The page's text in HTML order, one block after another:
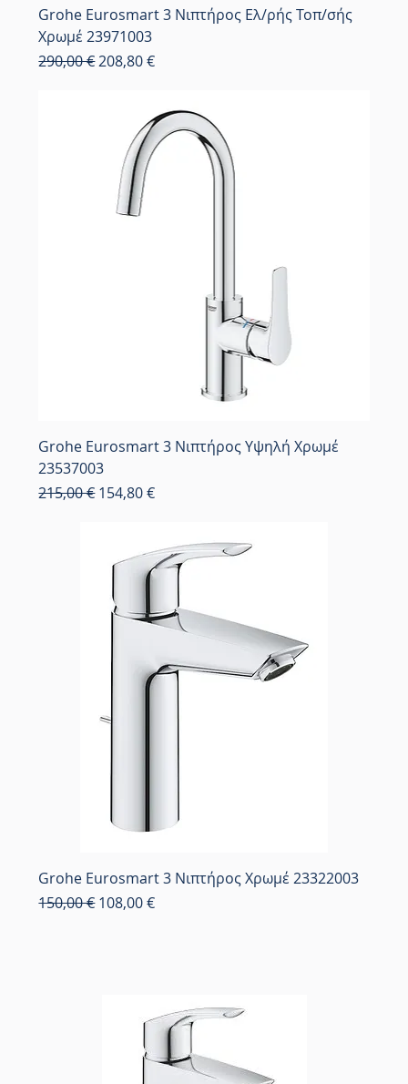
Grohe Eurosmart 3 Νιπτήρος Ελ/ρής Τοπ/σής
Χρωμέ 23971003
Κανονική τιμή
290,00 € Τιμή Έκπτωσης
208,80 €
Grohe Eurosmart 3 Νιπτήρος Υψηλή Χρωμέ
23537003
Κανονική τιμή
215,00 € Τιμή Έκπτωσης
154,80 €
Grohe Eurosmart 3 Νιπτήρος Χρωμέ 23322003
Κανονική τιμή
150,00 € Τιμή Έκπτωσης
108,00 €